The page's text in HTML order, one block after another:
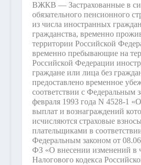
ВЖКВ — Застрахованные в
обязательного пенсионного
из числа иностранных
гражданства, временно
территории Российской
временно пребывающие на
Российской Федерации
граждане или лица без
предоставлено временное
соответствии с Федеральным
февраля 1993 года N 4528-1
выплат и вознаграждений
исчисляются страховые взносы
плательщиками в
Федеральным законом от
ФЗ «О внесении изменений в
Налогового кодекса